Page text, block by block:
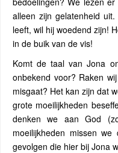
alleen zijn gelatenheid
leeft, wil hij woedend zijn!
in de buik van de vis!
Komt de taal van Jona
onbekend voor? Raken
misgaat? Het kan zijn dat
grote moeilijkheden
denken we aan God
moeilijkheden missen
gevolgen die hier bij Jona